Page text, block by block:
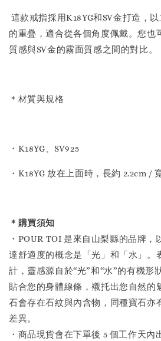
這款戒指採用K18YG和SV金打造，
的重疊，適合從各個角度佩戴。您也
質感與SV金的霧面質感之間的對比。
＊材質與規格
・K18YG、SV925
・K18YG 放在上面時，長約 2.2cm /
＊購買須知
・POUR TOI 是來自山梨縣的品牌，
達舒適度的概念是「光」和「水」。
計，靈感源自於“光”和“水”的有機形
貼合您的身體線條，襯托出您自然的
石會存在石紋與內含物，同種寶石亦
差異。
・商品現貨會在下單後 5 個工作天內